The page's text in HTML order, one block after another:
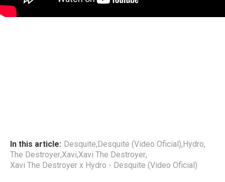
In this article: Desquite,Desquite (Video Oficial),Hydro,
The Destroyer,Xavi,Xavi The Destroyer,
Xavi The Destroyer x Hydro - Desquite (Video Oficial)